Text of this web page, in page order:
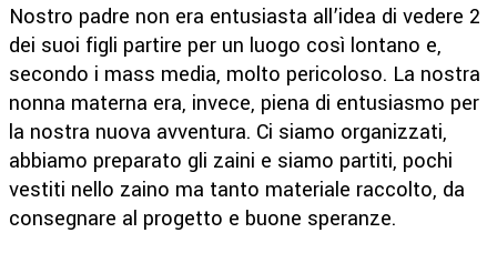
Nostro padre non era entusiasta all’idea di vedere 2
dei suoi figli partire per un luogo così lontano e,
secondo i mass media, molto pericoloso. La nostra
nonna materna era, invece, piena di entusiasmo per
la nostra nuova avventura. Ci siamo organizzati,
abbiamo preparato gli zaini e siamo partiti, pochi
vestiti nello zaino ma tanto materiale raccolto, da
consegnare al progetto e buone speranze.